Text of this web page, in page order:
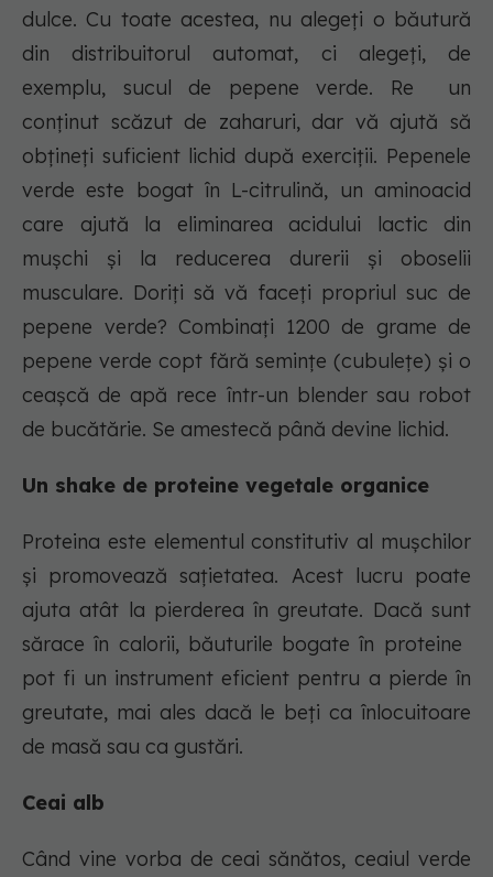
dulce. Cu toate acestea, nu alegeți o băutură
din distribuitorul automat, ci alegeți, de
exemplu, sucul de pepene verde. Re un
conținut scăzut de zaharuri, dar vă ajută să
obțineți suficient lichid după exerciții. Pepenele
verde este bogat în L-citrulină, un aminoacid
care ajută la eliminarea acidului lactic din
mușchi și la reducerea durerii și oboselii
musculare. Doriți să vă faceți propriul suc de
pepene verde? Combinați 1200 de grame de
pepene verde copt fără semințe (cubulețe) și o
ceașcă de apă rece într-un blender sau robot
de bucătărie. Se amestecă până devine lichid.
Un shake de proteine ​​vegetale organice
Proteina este elementul constitutiv al mușchilor
și promovează sațietatea. Acest lucru poate
ajuta atât la pierderea în greutate. Dacă sunt
sărace în calorii, băuturile bogate în proteine ​​
pot fi un instrument eficient pentru a pierde în
greutate, mai ales dacă le beți ca înlocuitoare
de masă sau ca gustări.
Ceai alb
Când vine vorba de ceai sănătos, ceaiul verde